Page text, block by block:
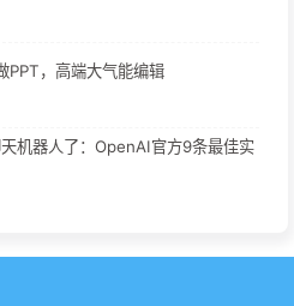
PPT，高端大气能编辑
机器人了：OpenAI官方9条最佳实